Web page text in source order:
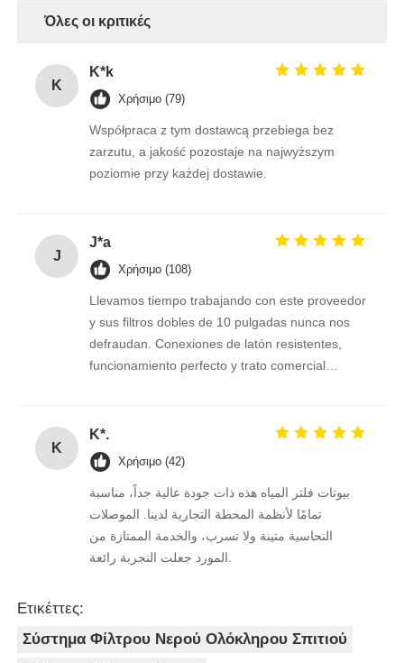
Όλες οι κριτικές
K
K*k
Χρήσιμο (79)
Współpraca z tym dostawcą przebiega bez
zarzutu, a jakość pozostaje na najwyższym
poziomie przy każdej dostawie.
J
J*a
Χρήσιμο (108)
Llevamos tiempo trabajando con este proveedor
y sus filtros dobles de 10 pulgadas nunca nos
defraudan. Conexiones de latón resistentes,
funcionamiento perfecto y trato comercial
K
K*.
Χρήσιμο (42)
بيوتات فلتر المياه هذه ذات جودة عالية جداً، مناسبة
تمامًا لأنظمة المحطة التجارية لدينا. الموصلات
النحاسية متينة ولا تسرب، والخدمة الممتازة من
Ετικέττες:
Σύστημα Φίλτρου Νερού Ολόκληρου Σπιτιού